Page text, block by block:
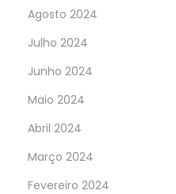
Agosto 2024
Julho 2024
Junho 2024
Maio 2024
Abril 2024
Março 2024
Fevereiro 2024